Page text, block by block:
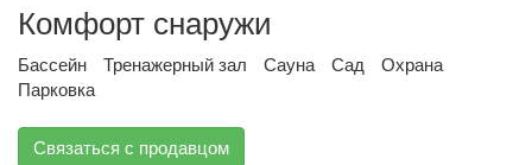
Комфорт снаружи
Бассейн Тренажерный зал Сауна Сад
Охрана
Парковка
Связаться с продавцом